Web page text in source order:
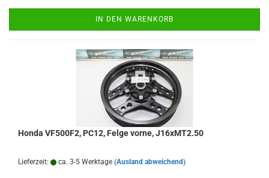
IN DEN WARENKORB
Honda VF500F2, PC12, Felge vorne, J16xMT2.50
Lieferzeit: ca. 3-5 Werktage (Ausland abweichend)